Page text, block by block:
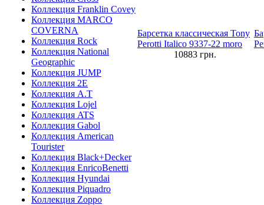
Коллекция Franklin Covey
Коллекция MARCO
COVERNA
Коллекция Rock
Коллекция National
Geographic
Коллекция JUMP
Коллекция 2E
Коллекция A.T
Коллекция Lojel
Коллекция ATS
Коллекция Gabol
Коллекция American
Tourister
Коллекция Black+Decker
Коллекция EnricoBenetti
Коллекция Hyundai
Коллекция Piquadro
Коллекция Zoppo
Барсетка классическая Tony
Perotti Italico 9337-22 moro
10883 грн.